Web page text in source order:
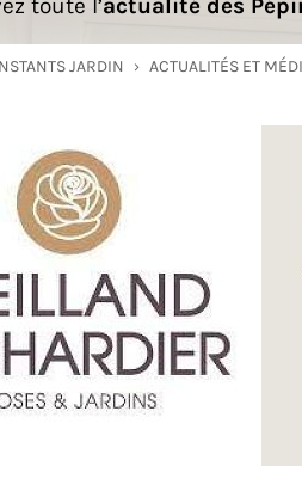
JARDIN › ACTUALITÉS ET